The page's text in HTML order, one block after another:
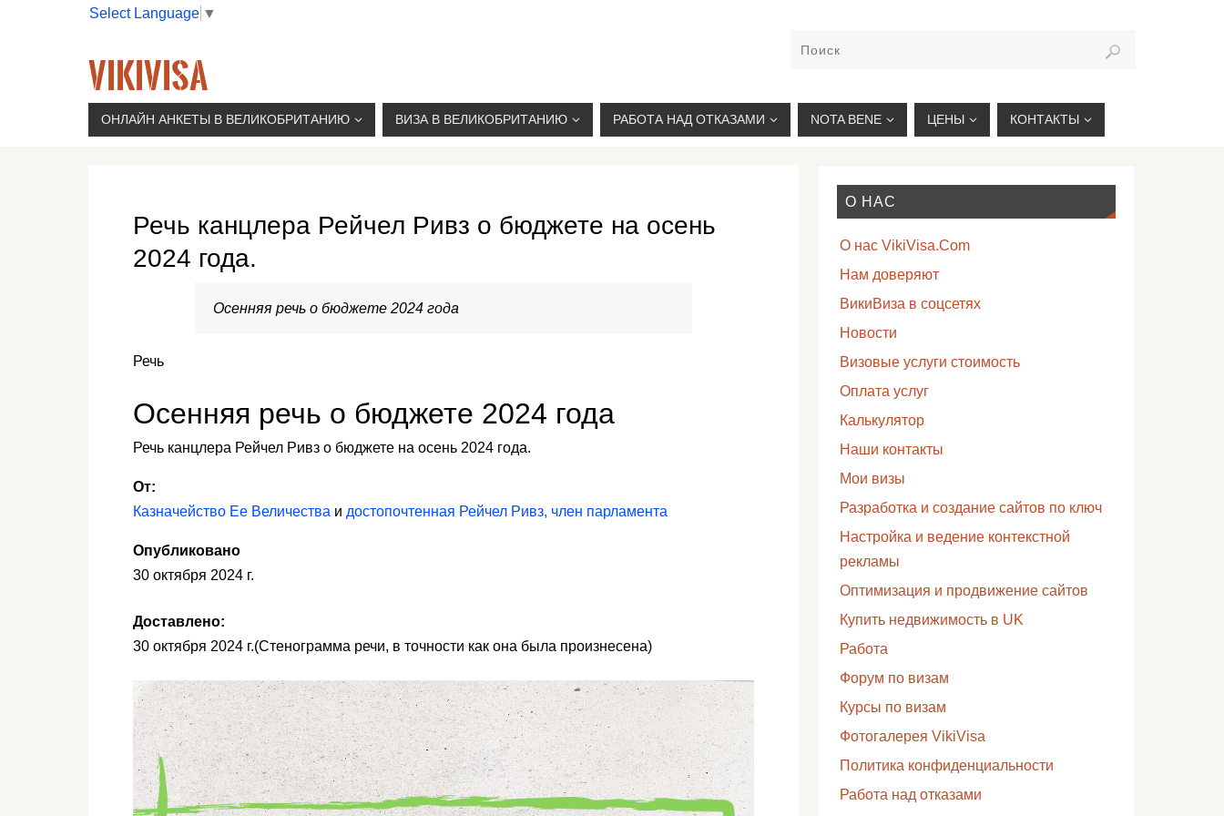
Select Language ▼
VIKIVISA
Г. МОСКВА, 2-Й СЫРОМЯТНИЧЕСКИЙ ПЕР., 11, М. КУРСКАЯ, +7(926)734-03-33, +7(926)274-03-33, VISA@VIKIVISA.RU
ОНЛАЙН АНКЕТЫ В ВЕЛИКОБРИТАНИЮ ВИЗА В ВЕЛИКОБРИТАНИЮ РАБОТА НАД ОТКАЗАМИ NOTA BENE ЦЕНЫ КОНТАКТЫ
Речь канцлера Рейчел Ривз о бюджете на осень
2024 года.
Осенняя речь о бюджете 2024 года
Речь
Осенняя речь о бюджете 2024 года
Речь канцлера Рейчел Ривз о бюджете на осень 2024 года.
От:
Казначейство Ее Величества и достопочтенная Рейчел Ривз, член парламента
Опубликовано
30 октября 2024 г.
Доставлено:
30 октября 2024 г.(Стенограмма речи, в точности как она была произнесена)
О НАС
О нас VikiVisa.Com
Нам доверяют
ВикиВиза в соцсетях
Новости
Визовые услуги стоимость
Оплата услуг
Калькулятор
Наши контакты
Мои визы
Разработка и создание сайтов по ключ
Настройка и ведение контекстной
рекламы
Оптимизация и продвижение сайтов
Купить недвижимость в UK
Работа
Форум по визам
Курсы по визам
Фотогалерея VikiVisa
Политика конфиденциальности
Работа над отказами